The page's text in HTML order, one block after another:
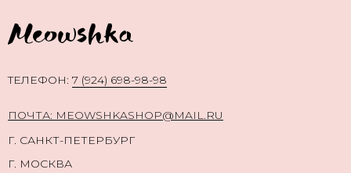
TЕЛЕФОН: 7 (924) 698-98-98
ПОЧТА: MEOWSHKASHOP@MAIL.RU
Г. САНКТ-ПЕТЕРБУРГ
Г. МОСКВА